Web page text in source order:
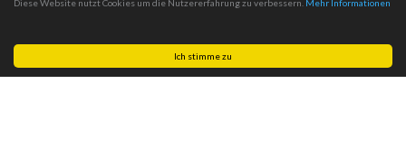
Ich stimme zu
Diese Website nutzt Cookies um die Nutzererfahrung zu verbessern. Mehr Informationen